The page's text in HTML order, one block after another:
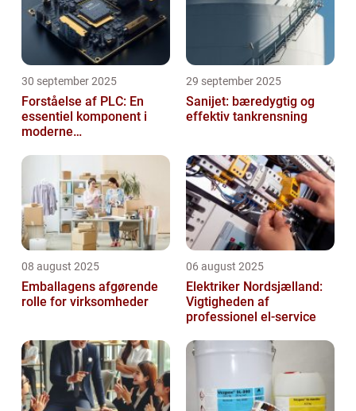
30 september 2025
Forståelse af PLC: En
essentiel komponent i
moderne
29 september 2025
Sanijet: bæredygtig og
effektiv tankrensning
08 august 2025
Emballagens afgørende
rolle for virksomheder
06 august 2025
Elektriker Nordsjælland:
Vigtigheden af
professionel el-service